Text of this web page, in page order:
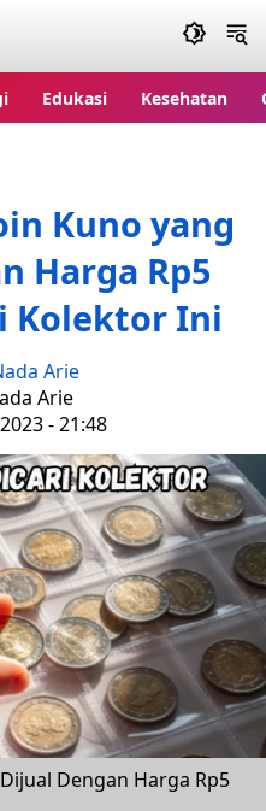
Edukasi Kesehatan
Kuno yang
Harga Rp5
Kolektor Ini
Arie
Arie
- 21:48
Dengan Harga Rp5